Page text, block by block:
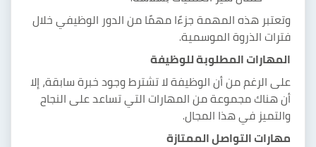
وتعتبر هذه المهمة جزءًا مهمًا من الدور الوظيفي خلال
فترات الذروة الموسمية.
المهارات المطلوبة للوظيفة
على الرغم من أن الوظيفة لا تشترط وجود خبرة سابقة، إلا
أن هناك مجموعة من المهارات التي تساعد على النجاح
والتميز في هذا المجال.
مهارات التواصل الممتازة